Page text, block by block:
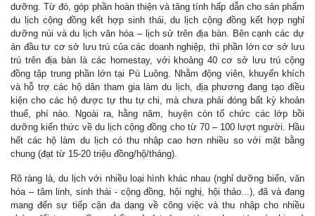
dưỡng. Từ đó, góp phần hoàn thiện và tăng tính hấp dẫn cho sản phẩm
du lịch cộng đồng kết hợp sinh thái, du lịch cộng đồng kết hợp nghỉ
dưỡng núi và du lịch văn hóa – lịch sử trên địa bàn. Bên cạnh các dự
án đầu tư cơ sở lưu trú của các doanh nghiệp, thì phần lớn cơ sở lưu
trú trên địa bàn là các homestay, với khoảng 40 cơ sở lưu trú cộng
đồng tập trung phần lớn tại Pù Luông. Nhằm động viên, khuyến khích
và hỗ trợ các hộ dân tham gia làm du lịch, địa phương đang tạo điều
kiện cho các hộ được tự thu tự chi, mà chưa phải đóng bất kỳ khoản
thuế, phí nào. Ngoài ra, hằng năm, huyện còn tổ chức các lớp bồi
dưỡng kiến thức về du lịch cộng đồng cho từ 70 – 100 lượt người. Hầu
hết các hộ làm du lịch có thu nhập cao hơn nhiều so với mặt bằng
chung (đạt từ 15-20 triệu đồng/hộ/tháng).
Rõ ràng là, du lịch với nhiều loại hình khác nhau (nghỉ dưỡng biển, văn
hóa – tâm linh, sinh thái - cộng đồng, hội nghị, hội thảo...), đã và đang
mang đến sự tiếp cận đa dạng về công việc và thu nhập cho nhiều